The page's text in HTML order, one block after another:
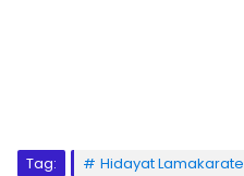
Tag: Hidayat Lamakarate